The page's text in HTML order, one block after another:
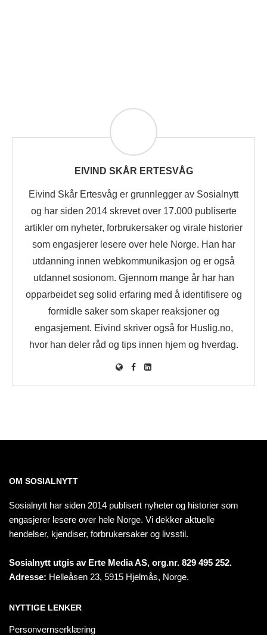
EIVIND SKÅR ERTESVÅG
Eivind Skår Ertesvåg er grunnlegger av Sosialnytt
og har siden 2014 skrevet over 17.000 publiserte
artikler om nyheter, forbrukersaker og virale historier
som engasjerer lesere over hele Norge. Han har
utdanning innen webkommunikasjon og er også
utdannet sosionom. Gjennom mange år har han
opparbeidet seg solid erfaring med å identifisere og
formidle saker som skaper reaksjoner og
engasjement. Eivind skriver også for Huslig.no,
hvor han deler råd og tips innen hjem og hverdag.
OM SOSIALNYTT
Sosialnytt har siden 2014 publisert nyheter og historier som
engasjerer lesere over hele Norge. Vi dekker aktuelle
hendelser, kjendiser, forbrukersaker og livsstil.
Sosialnytt utgis av Erte Media AS, org.nr. 829 495 252.
Adresse: Helleåsen 23, 5915 Hjelmås, Norge.
NYTTIGE LENKER
Personvernserklæring